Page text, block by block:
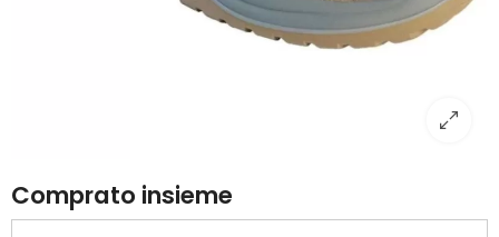
Comprato insieme